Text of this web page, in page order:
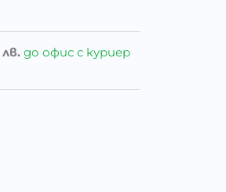
лв. до офис с куриер